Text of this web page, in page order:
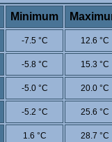
Minimum
-7.5 °C 12.6 °C
-5.8 °C 15.3 °C
-5.0 °C 20.0 °C
-5.2 °C 25.6 °C
1.6 °C 28.7 °C